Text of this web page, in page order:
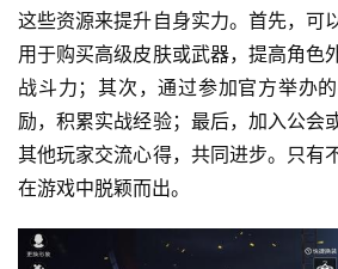
这些资源来提升自身实力。首先，可
用于购买高级皮肤或武器，提高角色
战斗力；其次，通过参加官方举办
励，积累实战经验；最后，加入公会
其他玩家交流心得，共同进步。只有
在游戏中脱颖而出。